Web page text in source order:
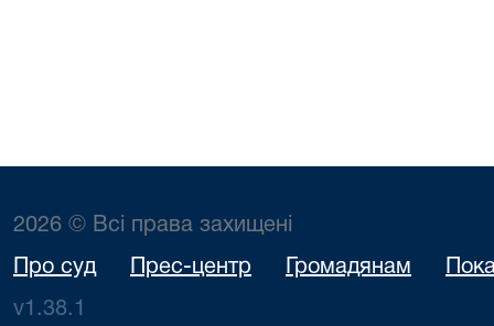
2026 © Всі права захищені
Про суд Прес-центр Громадянам
v1.38.1